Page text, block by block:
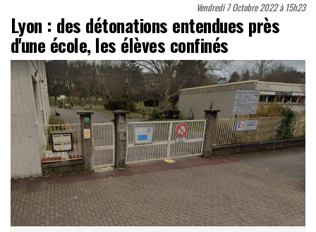
Vendredi 7 Octobre 2022 à 15h23
Lyon : des détonations entendues près
d'une école, les élèves confinés